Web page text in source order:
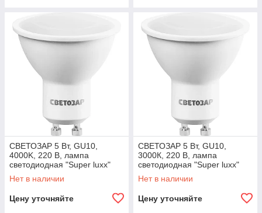
СВЕТОЗАР 5 Вт, GU10,
4000K, 220 В, лампа
светодиодная "Super luxx"
44565-35_z01
Нет в наличии
Цену уточняйте
СВЕТОЗАР 5 Вт, GU10,
3000К, 220 В, лампа
светодиодная "Super luxx"
44560-35_z01
Нет в наличии
Цену уточняйте